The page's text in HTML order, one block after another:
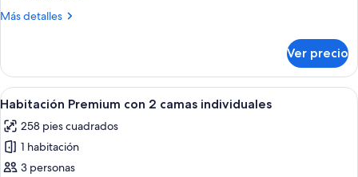
Más detalles
Más
doble
Premier
Ver precio
Abrir
todas
las
fotos
de
Habitación de hotel con dos camas,
7
Habitación Premium con 2 camas individuales
258 pies cuadrados
1 habitación
3 personas